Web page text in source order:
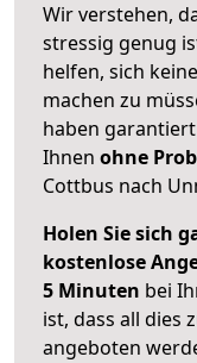
Wir verstehen,
stressig genug
helfen, sich
machen zu
haben
Ihnen ohne
Cottbus nach
Holen Sie sich
kostenlose
5 Minuten bei
ist, dass all dies
angeboten